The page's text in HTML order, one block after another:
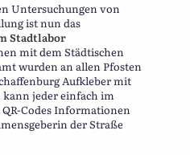
Untersuchungen von
ist nun das
Stadtlabor
mit dem Städtischen
wurden an allen Pfosten
Aufkleber mit
kann jeder einfach im
QR-Codes Informationen
der Straße